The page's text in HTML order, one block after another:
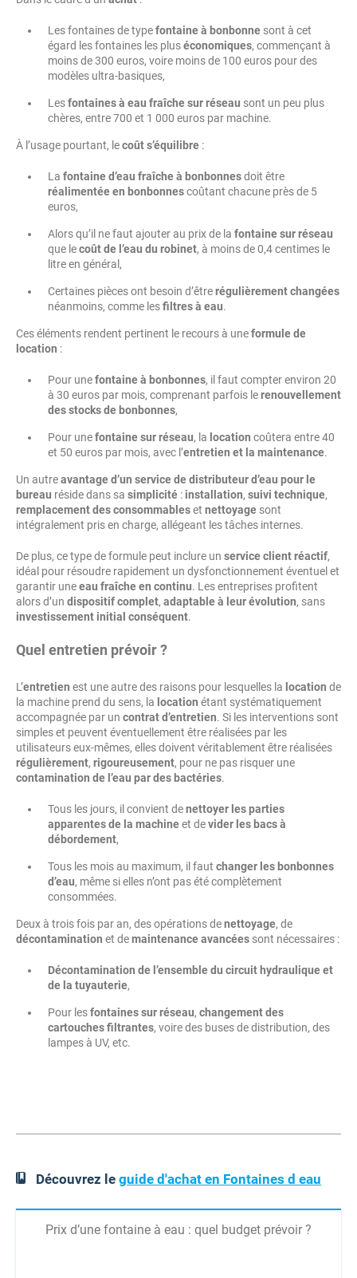
Les fontaines de typefontaine à bonbonne sont à cet
égard les fontaines les pluséconomiques, commençant à
moins de 300 euros, voire moins de 100 euros pour des
modèles ultra-basiques,
Lesfontaines à eau fraîche sur réseau sont un peu plus
chères, entre 700 et 1 000 euros par machine.
À l’usage pourtant, lecoût s’équilibre :
La fontaine d’eau fraîche à bonbonnesdoit être
réalimentée en bonbonnescoûtant chacune près de 5
euros,
Alors qu’il ne faut ajouter au prix de la fontaine sur réseau
que lecoût de l’eau du robinet, à moins de 0,4 centimes le
litre en général,
Certaines pièces ont besoin d’êtrerégulièrement changées
néanmoins, comme lesfiltres à eau.
Ces éléments rendent pertinent le recours à uneformule de
location :
Pour unefontaine à bonbonnes, il faut compter environ 20
à 30 euros par mois, comprenant parfois lerenouvellement
des stocks de bonbonnes,
Pour unefontaine sur réseau, la location coûtera entre 40
et 50 euros par mois, avec l’entretien et la maintenance.
Un autreavantage d’un service de distributeur d’eau pour le
bureau réside dans sa simplicité : installation, suivi technique,
remplacement des consommableset nettoyage sont
intégralement pris en charge, allégeant les tâches internes.
De plus, ce type de formule peut inclure un service client réactif,
idéal pour résoudre rapidement un dysfonctionnement éventuel et
garantir uneeau fraîche en continu. Les entreprises profitent
alors d’un dispositif complet, adaptable à leur évolution, sans
investissement initial conséquent.
Quel entretien prévoir ?
L’entretien est une autre des raisons pour lesquelles la location de
la machine prend du sens, la location étant systématiquement
accompagnée par un contrat d’entretien. Si les interventions sont
simples et peuvent éventuellement être réalisées par les
utilisateurs eux-mêmes, elles doivent véritablement être réalisées
régulièrement, rigoureusement, pour ne pas risquer une
contamination de l’eau par des bactéries.
Tous les jours, il convient denettoyer les parties
apparentes de la machineet devider les bacs à
débordement,
Tous les mois au maximum, il faut changer les bonbonnes
d’eau, même si elles n’ont pas été complètement
consommées.
Deux à trois fois par an, des opérations denettoyage, de
décontamination et demaintenance avancées sont nécessaires :
Décontamination de l’ensemble du circuit hydraulique et
de la tuyauterie,
Pour lesfontaines sur réseau, changement des
cartouches filtrantes, voire des buses de distribution, des
lampes à UV, etc.
Découvrez leguide d'achat en Fontaines d eau
Prix d’une fontaine à eau : quel budget prévoir ?